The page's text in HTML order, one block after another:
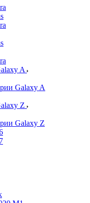
A
Galaxy A
Z
Galaxy Z